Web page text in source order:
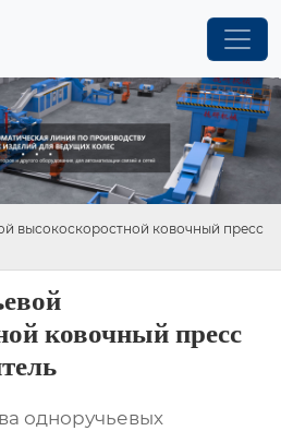
высокоскоростной ковочный пресс
ковочный пресс
одноручьевых